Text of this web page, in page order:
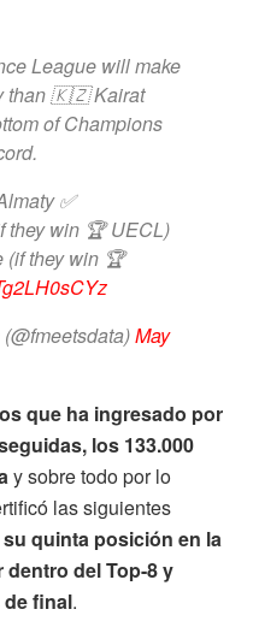
League will make
than 🇰🇿 Kairat
of Champions
✅
win 🏆 UECL)
(if they win 🏆
May
que ha ingresado por
los 133.000
y sobre todo por lo
las siguientes
quinta posición en la
dentro del Top-8 y
de final.